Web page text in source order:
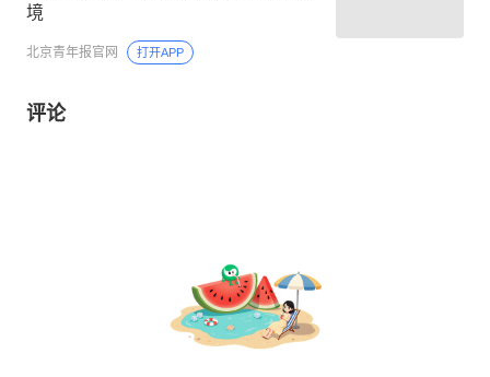
境
北京青年报官网 打开APP
评论